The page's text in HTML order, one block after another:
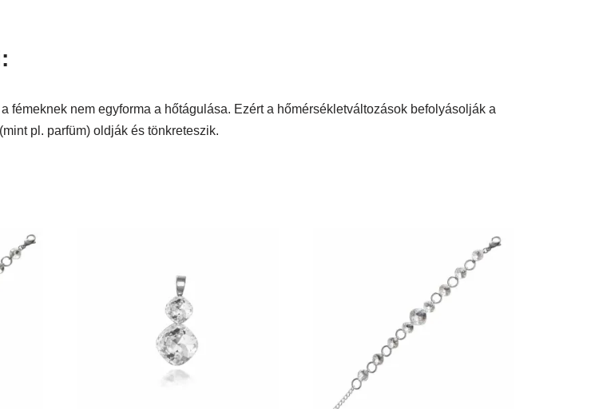
nem egyforma a hőtágulása. Ezért a hőmérsékletváltozások befolyásolják a
pl. parfüm) oldják és tönkreteszik.